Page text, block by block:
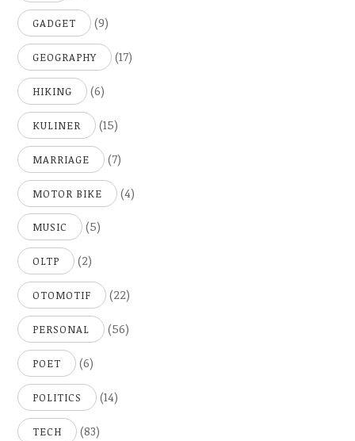
GADGET (9)
GEOGRAPHY (17)
HIKING (6)
KULINER (15)
MARRIAGE (7)
MOTOR BIKE (4)
MUSIC (5)
OLTP (2)
OTOMOTIF (22)
PERSONAL (56)
POET (6)
POLITICS (14)
TECH (83)